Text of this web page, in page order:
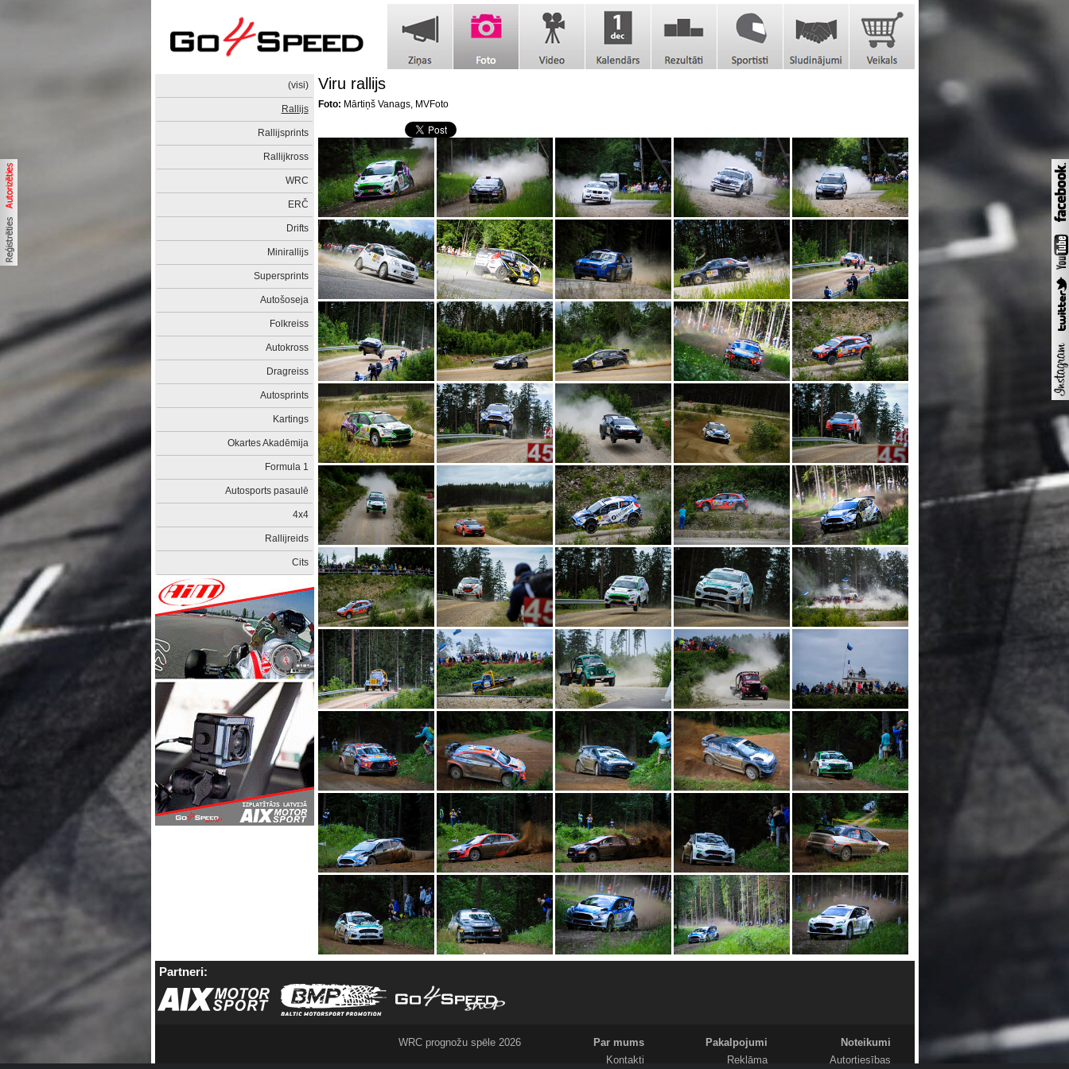
(visi)
Rallijs
Rallijsprints
Rallijkross
WRC
ERČ
Drifts
Minirallijs
Supersprints
Autošoseja
Folkreiss
Autokross
Dragreiss
Autosprints
Kartings
Okartes Akadēmija
Formula 1
Autosports pasaulē
4x4
Rallijreids
Cits
Viru rallijs
Foto: Mārtiņš Vanags, MVFoto
Partneri:
WRC prognožu spēle 2026
Par mums
Kontakti
Pakalpojumi
Reklāma
Noteikumi
Autortiesības